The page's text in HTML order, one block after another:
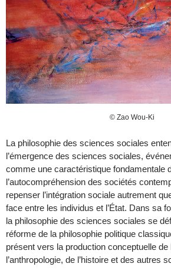
© Zao Wou-Ki
La philosophie des sciences sociales
l’émergence des sciences sociales,
comme une caractéristique fondamentale
l’autocompréhension des sociétés
repenser l’intégration sociale autrement
face entre les individus et l’État. Dans sa
la philosophie des sciences sociales se
réforme de la philosophie politique
présent vers la production conceptuelle de
l’anthropologie, de l’histoire et des autres